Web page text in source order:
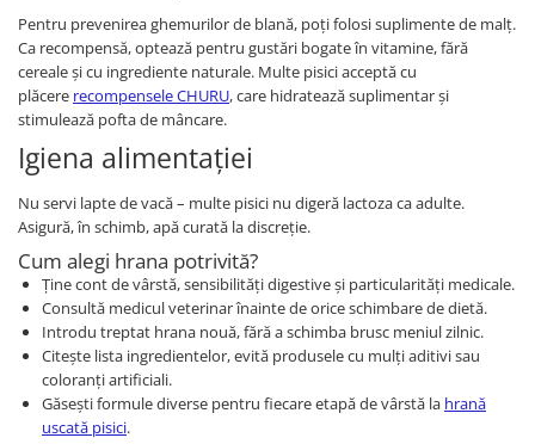
Pentru prevenirea ghemurilor de blană, poți folosi suplimente de malț.
Ca recompensă, optează pentru gustări bogate în vitamine, fără
cereale și cu ingrediente naturale. Multe pisici acceptă cu
plăcere recompensele CHURU, care hidratează suplimentar și
stimulează pofta de mâncare.
Igiena alimentației
Nu servi lapte de vacă – multe pisici nu digeră lactoza ca adulte.
Asigură, în schimb, apă curată la discreție.
Cum alegi hrana potrivită?
Ține cont de vârstă, sensibilități digestive și particularități medicale.
Consultă medicul veterinar înainte de orice schimbare de dietă.
Introdu treptat hrana nouă, fără a schimba brusc meniul zilnic.
Citește lista ingredientelor, evită produsele cu mulți aditivi sau
coloranți artificiali.
Găsești formule diverse pentru fiecare etapă de vârstă la hrană
uscată pisici.